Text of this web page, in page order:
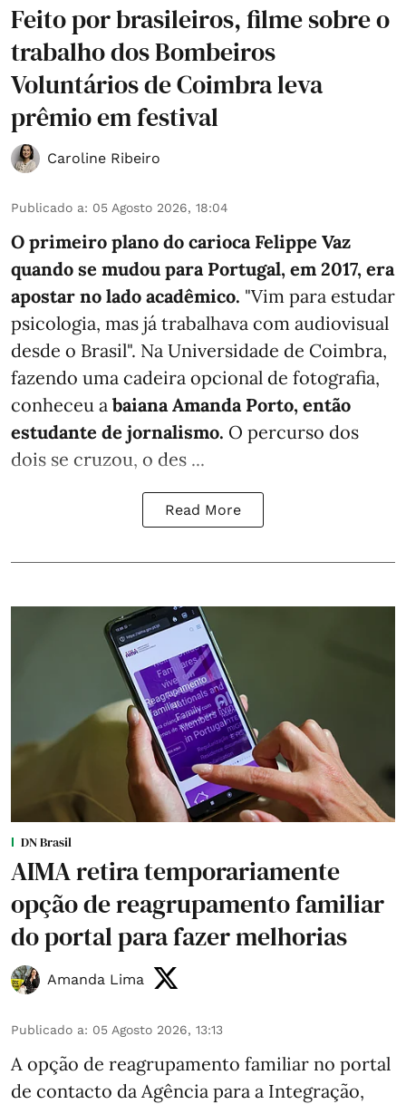
Feito por brasileiros, filme sobre o
trabalho dos Bombeiros
Voluntários de Coimbra leva
prêmio em festival
Caroline Ribeiro
Publicado a: 05 Agosto 2026, 18:04
O primeiro plano do carioca Felippe Vaz
quando se mudou para Portugal, em 2017, era
apostar no lado acadêmico. "Vim para estudar
psicologia, mas já trabalhava com audiovisual
desde o Brasil". Na Universidade de Coimbra,
fazendo uma cadeira opcional de fotografia,
conheceu a baiana Amanda Porto, então
estudante de jornalismo. O percurso dos
dois se cruzou, o des ...
Read More
DN Brasil
AIMA retira temporariamente
opção de reagrupamento familiar
do portal para fazer melhorias
Amanda Lima
Publicado a: 05 Agosto 2026, 13:13
A opção de reagrupamento familiar no portal
de contacto da Agência para a Integração,